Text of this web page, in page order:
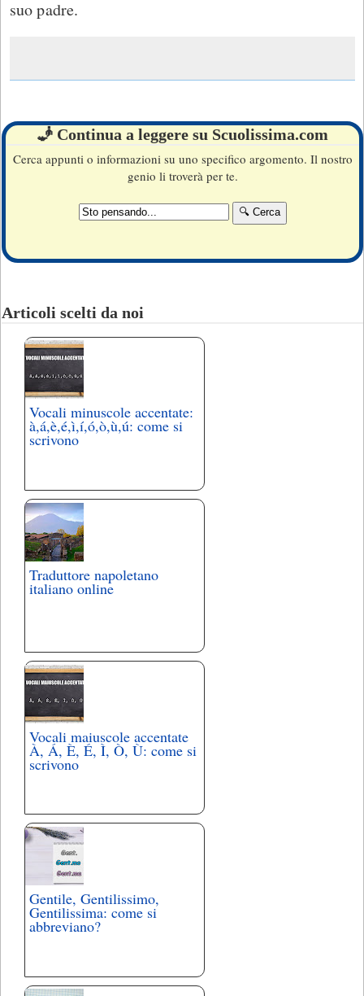
suo padre.
🧞 Continua a leggere su Scuolissima.com
Cerca appunti o informazioni su uno specifico argomento. Il nostro
genio li troverà per te.
Articoli scelti da noi
Vocali minuscole accentate:
à,á,è,é,ì,í,ó,ò,ù,ú: come si
scrivono
Traduttore napoletano
italiano online
Vocali maiuscole accentate
À, Á, È, É, Ì, Ò, Ù: come si
scrivono
Gentile, Gentilissimo,
Gentilissima: come si
abbreviano?